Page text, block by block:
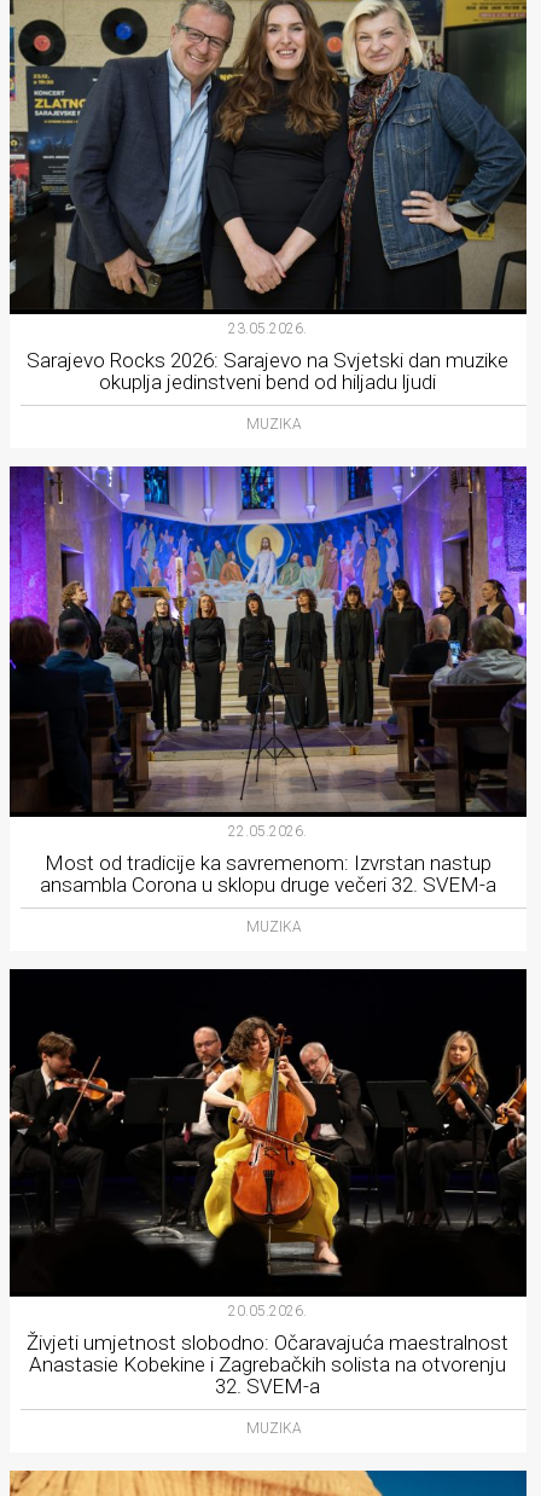
23.05.2026.
Sarajevo Rocks 2026: Sarajevo na Svjetski dan muzike
okuplja jedinstveni bend od hiljadu ljudi
MUZIKA
22.05.2026.
Most od tradicije ka savremenom: Izvrstan nastup
ansambla Corona u sklopu druge večeri 32. SVEM-a
MUZIKA
20.05.2026.
Živjeti umjetnost slobodno: Očaravajuća maestralnost
Anastasie Kobekine i Zagrebačkih solista na otvorenju
32. SVEM-a
MUZIKA